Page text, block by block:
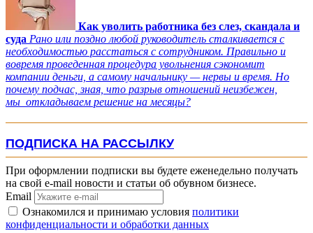
Как уволить работника без слез, скандала и
суда Рано или поздно любой руководитель сталкивается с
необходимостью расстаться с сотрудником. Правильно и
вовремя проведенная процедура увольнения сэкономит
компании деньги, а самому начальнику — нервы и время. Но
почему подчас, зная, что разрыв отношений неизбежен,
мы откладываем решение на месяцы?
ПОДПИСКА НА РАССЫЛКУ
При оформлении подписки вы будете еженедельно получать
на свой e-mail новости и статьи об обувном бизнесе.
Email
Ознакомился и принимаю условия политики
конфиденциальности и обработки данных